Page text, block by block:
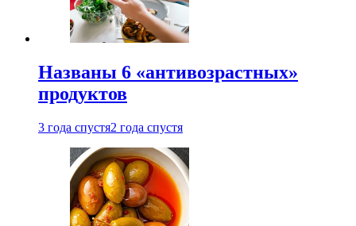
Названы 6 «антивозрастных»
продуктов
3 года спустя2 года спустя